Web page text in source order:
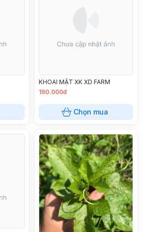
KHOAI MẬT XK XD FARM
190.000đ
Chọn mua